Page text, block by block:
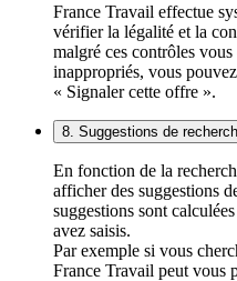
France Travail effectue
vérifier la légalité et la
malgré ces contrôles
inappropriés, vous
« Signaler cette offre ».
8. Suggestions de
En fonction de la
afficher des suggestions
suggestions sont
avez saisis.
Par exemple si vous
France Travail peut vous